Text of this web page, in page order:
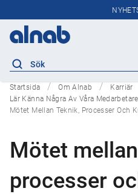
Startsida Om Alnab
Karriär
Lär Känna Några Av Våra Medarbetare
Mötet Mellan Teknik, Processer Och
Mötet
processer